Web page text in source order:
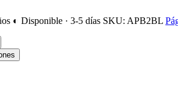
◐ Disponible · 3-5 días SKU: APB2BL